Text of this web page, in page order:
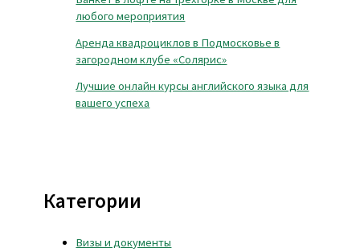
любого мероприятия
Аренда квадроциклов в Подмосковье в
загородном клубе «Солярис»
Лучшие онлайн курсы английского языка для
вашего успеха
Категории
Визы и документы